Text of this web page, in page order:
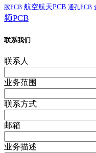
胺PCB 航空航天PCB 通孔PCB
频PCB
联系我们
联系人
业务范围
联系方式
邮箱
业务描述